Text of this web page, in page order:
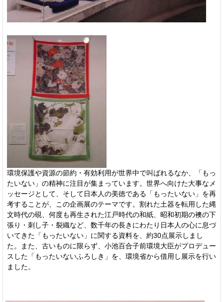
環境保護や資源の節約・有効利用が世界中で叫ばれるなか、「もっ
たいない」の精神に注目が集まっています。世界へ向けた大事なメ
ッセージとして、そして日本人の美徳である「もったいない」を再
考することが、この企画展のテーマです。割れた土器を転用した縄
文時代の硯、何度も再生された江戸時代の和紙、昭和初期の襖の下
張り・刺し子・裂織など、数千年の長きにわたり日本人の心に息づ
いてきた「もったいない」に関する資料を、約30点展示しまし
た。また、古いものに限らず、小池百合子前環境大臣がプロデュー
スした「もったいないふろしき」を、環境省から借用し展示を行い
ました。